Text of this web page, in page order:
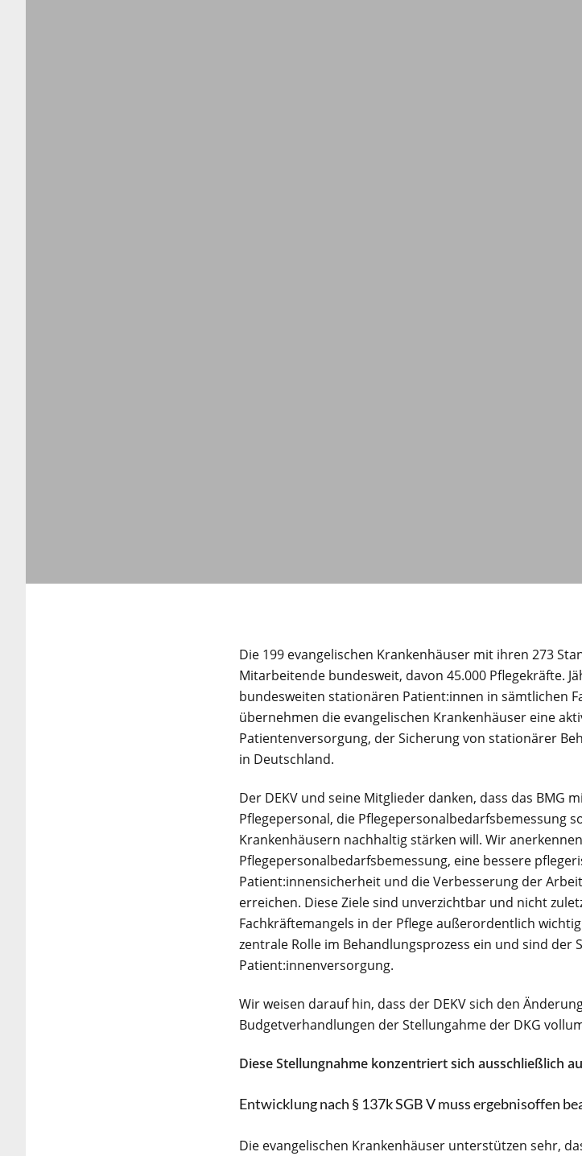
Die 199 evangelischen Krankenhäuser mit ihren 273
Mitarbeitende bundesweit, davon 45.000 Pflegekräfte.
bundesweiten stationären Patient:innen in sämtlichen
übernehmen die evangelischen Krankenhäuser eine
Patientenversorgung, der Sicherung von stationärer
in Deutschland.
Der DEKV und seine Mitglieder danken, dass das BMG
Pflegepersonal, die Pflegepersonalbedarfsbemessung
Krankenhäusern nachhaltig stärken will. Wir
Pflegepersonalbedarfsbemessung, eine bessere
Patient:innensicherheit und die Verbesserung der
erreichen. Diese Ziele sind unverzichtbar und nicht
Fachkräftemangels in der Pflege außerordentlich
zentrale Rolle im Behandlungsprozess ein und sind der
Patient:innenversorgung.
Wir weisen darauf hin, dass der DEKV sich den
Budgetverhandlungen der Stellungahme der DKG
Diese Stellungnahme konzentriert sich ausschließlich
Entwicklung nach § 137k SGB V muss ergebnisoffen
Die evangelischen Krankenhäuser unterstützen sehr,